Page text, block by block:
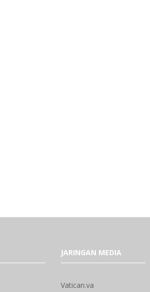
JARINGAN MEDIA
Vatican.va